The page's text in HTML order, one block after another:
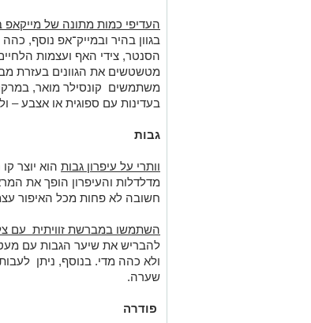
העדיפי כמות מתונה של מייקאפ
בגוון בהיר ובמייק־אפ נוסף,
הסנטר, צידי האף ועצמות
מטשטשים את הגוונים בעזרת
משתמשים קונסילר מואר,
בעדינות עם ספוגית או אצבע –
גבות
וותרי על עיפרון גבות הוא יוצר
מדלדלות והעיפרון הופך את
חשובה לא פחות מכל האיפור
השתמשו במברשת זוויתית עם
להבריש את שיער הגבות עם
ולא כהה מדי. בנוסף, ניתן
שערה.
פודרה